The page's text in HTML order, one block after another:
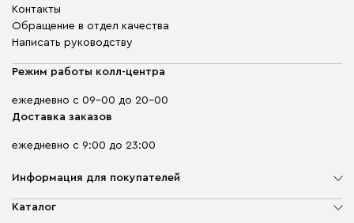
Контакты
Обращение в отдел качества
Написать руководству
Режим работы колл-центра
ежедневно с 09-00 до 20-00
Доставка заказов
ежедневно с 9:00 до 23:00
Информация для покупателей
О компании
Каталог